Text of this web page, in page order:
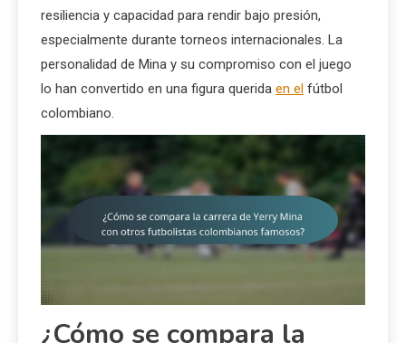
resiliencia y capacidad para rendir bajo presión,
especialmente durante torneos internacionales. La
personalidad de Mina y su compromiso con el juego
lo han convertido en una figura querida en el fútbol
colombiano.
¿Cómo se compara la